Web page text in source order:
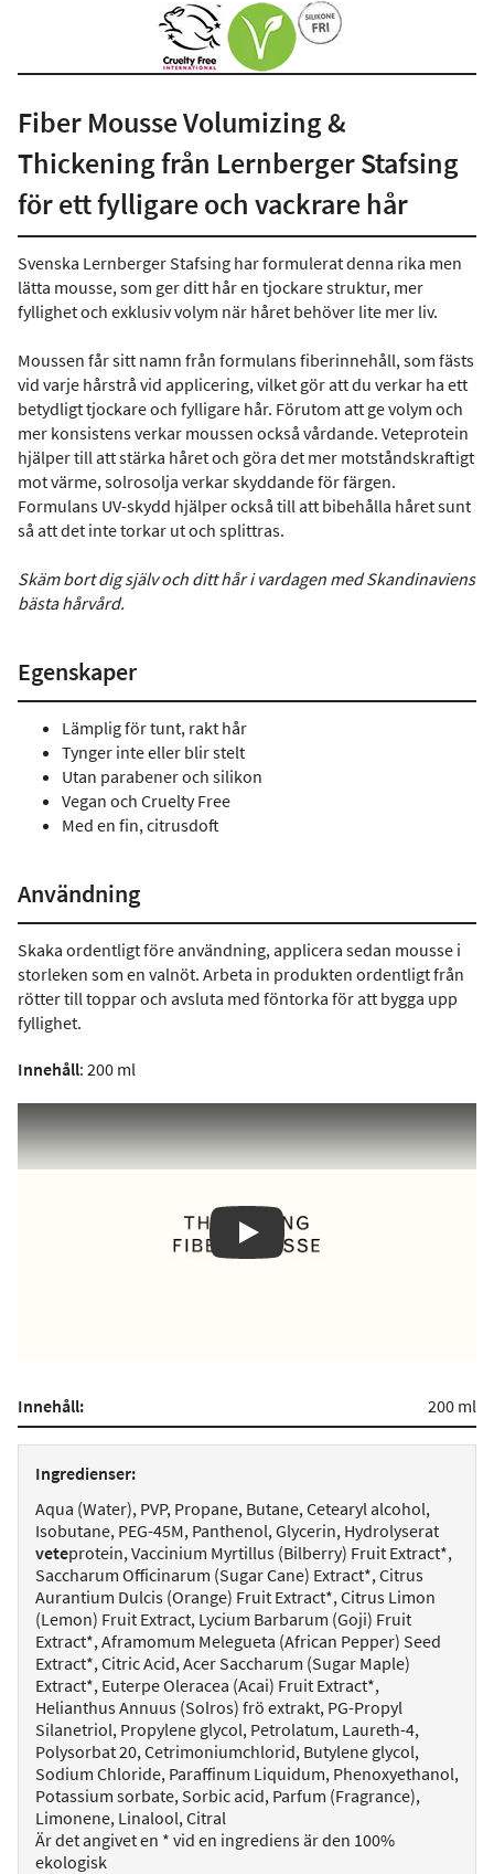
Fiber Mousse Volumizing &
Thickening från Lernberger Stafsing
för ett fylligare och vackrare hår
Svenska Lernberger Stafsing har formulerat denna rika men
lätta mousse, som ger ditt hår en tjockare struktur, mer
fyllighet och exklusiv volym när håret behöver lite mer liv.
Moussen får sitt namn från formulans fiberinnehåll, som fästs
vid varje hårstrå vid applicering, vilket gör att du verkar ha ett
betydligt tjockare och fylligare hår. Förutom att ge volym och
mer konsistens verkar moussen också vårdande. Veteprotein
hjälper till att stärka håret och göra det mer motståndskraftigt
mot värme, solrosolja verkar skyddande för färgen.
Formulans UV-skydd hjälper också till att bibehålla håret sunt
så att det inte torkar ut och splittras.
Skäm bort dig själv och ditt hår i vardagen med Skandinaviens
bästa hårvård.
Egenskaper
Lämplig för tunt, rakt hår
Tynger inte eller blir stelt
Utan parabener och silikon
Vegan och Cruelty Free
Med en fin, citrusdoft
Användning
Skaka ordentligt före användning, applicera sedan mousse i
storleken som en valnöt. Arbeta in produkten ordentligt från
rötter till toppar och avsluta med föntorka för att bygga upp
fyllighet.
Innehåll: 200 ml
Play
Innehåll: 200 ml
Ingredienser:
Aqua (Water), PVP, Propane, Butane, Cetearyl alcohol,
Isobutane, PEG-45M, Panthenol, Glycerin, Hydrolyserat
veteprotein, Vaccinium Myrtillus (Bilberry) Fruit Extract*,
Saccharum Officinarum (Sugar Cane) Extract*, Citrus
Aurantium Dulcis (Orange) Fruit Extract*, Citrus Limon
(Lemon) Fruit Extract, Lycium Barbarum (Goji) Fruit
Extract*, Aframomum Melegueta (African Pepper) Seed
Extract*, Citric Acid, Acer Saccharum (Sugar Maple)
Extract*, Euterpe Oleracea (Acai) Fruit Extract*,
Helianthus Annuus (Solros) frö extrakt, PG-Propyl
Silanetriol, Propylene glycol, Petrolatum, Laureth-4,
Polysorbat 20, Cetrimoniumchlorid, Butylene glycol,
Sodium Chloride, Paraffinum Liquidum, Phenoxyethanol,
Potassium sorbate, Sorbic acid, Parfum (Fragrance),
Limonene, Linalool, Citral
Är det angivet en * vid en ingrediens är den 100%
ekologisk